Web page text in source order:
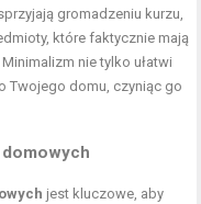
gromadzeniu kurzu,
które faktycznie mają
nie tylko ułatwi
Twojego domu, czyniąc go
jest kluczowe, aby